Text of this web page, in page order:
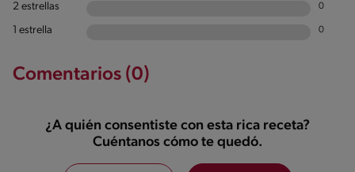
2 estrellas 0
1 estrella 0
Comentarios (0)
¿A quién consentiste con esta rica receta?
Cuéntanos cómo te quedó.